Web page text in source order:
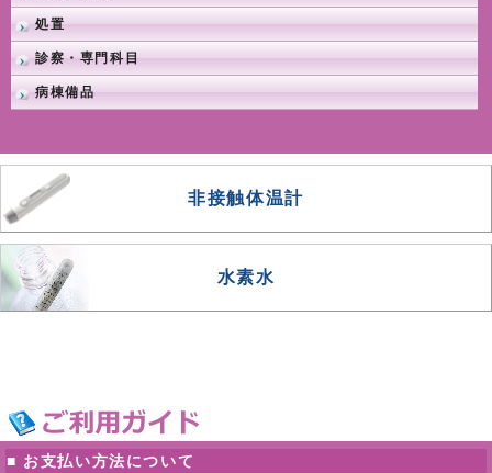
処置
診察・専門科目
病棟備品
非接触体温計
水素水
■ お支払い方法について